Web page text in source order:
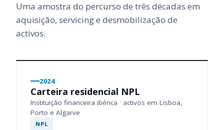
Uma amostra do percurso de três décadas em
aquisição, servicing e desmobilização de
activos.
2024
Carteira residencial NPL
Instituição financeira ibérica · activos em Lisboa,
Porto e Algarve
NPL